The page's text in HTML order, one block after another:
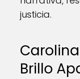
justicia.
Brillo